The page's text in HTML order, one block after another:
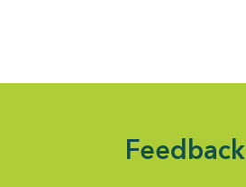
Feedback